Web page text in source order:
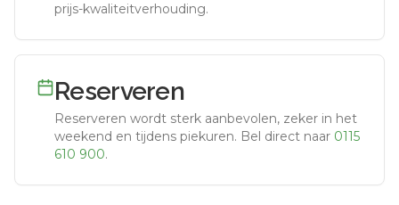
prijs-kwaliteitverhouding.
Reserveren
Reserveren wordt sterk aanbevolen, zeker in het
weekend en tijdens piekuren. Bel direct naar 0115
610 900.